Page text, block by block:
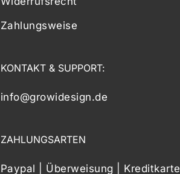
Zahlungsweise
KONTAKT & SUPPORT:
info@growidesign.de
ZAHLUNGSARTEN
Paypal | Überweisung | Kreditkarte